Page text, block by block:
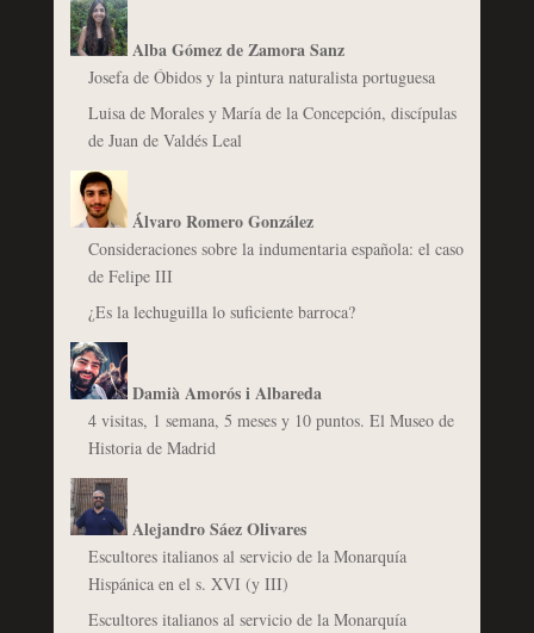
Alba Gómez de Zamora Sanz
Josefa de Óbidos y la pintura naturalista portuguesa
Luisa de Morales y María de la Concepción, discípulas
de Juan de Valdés Leal
Álvaro Romero González
Consideraciones sobre la indumentaria española: el caso
de Felipe III
¿Es la lechuguilla lo suficiente barroca?
Damià Amorós i Albareda
4 visitas, 1 semana, 5 meses y 10 puntos. El Museo de
Historia de Madrid
Alejandro Sáez Olivares
Escultores italianos al servicio de la Monarquía
Hispánica en el s. XVI (y III)
Escultores italianos al servicio de la Monarquía